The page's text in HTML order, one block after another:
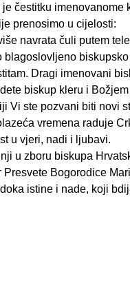
čestitku imenovanome
prenosimo u cijelosti:
navrata čuli putem
Dragi imenovani
biskup kleru i
Vi ste pozvani biti novi
vremena raduje
u vjeri, nadi i ljubavi.
u zboru biskupa
Bogorodice
istine i nade, koji